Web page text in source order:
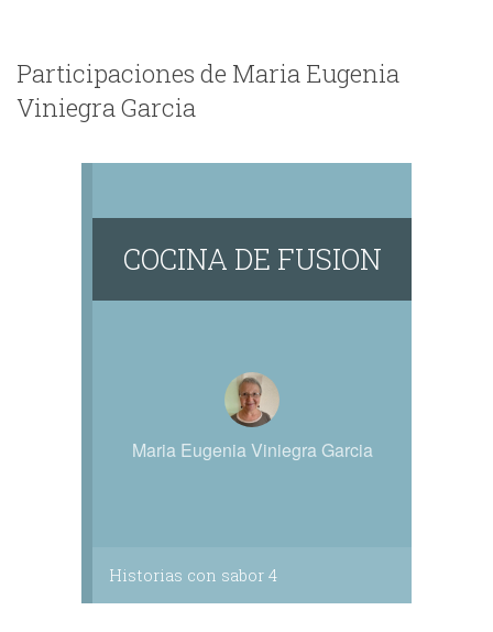
Participaciones de Maria Eugenia
Viniegra Garcia
COCINA DE FUSION
Maria Eugenia Viniegra Garcia
Historias con sabor 4